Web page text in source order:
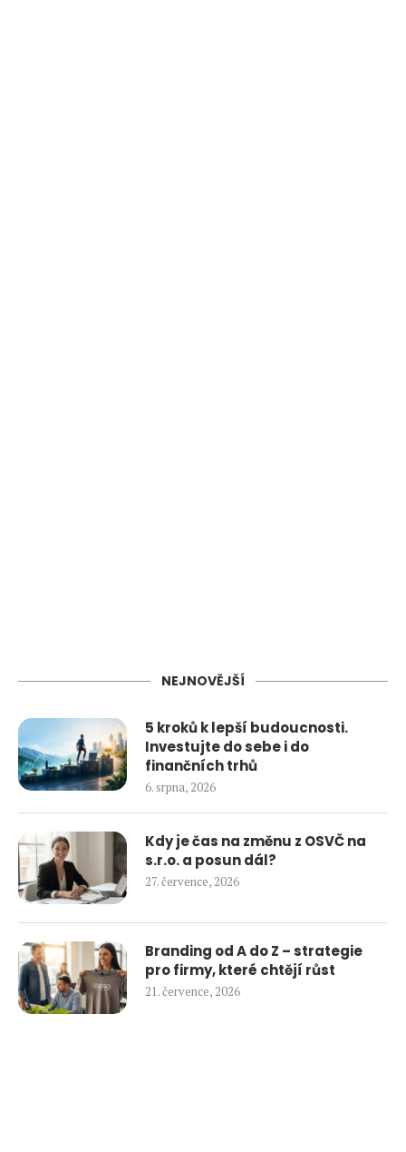
NEJNOVĚJŠÍ
5 kroků k lepší budoucnosti.
Investujte do sebe i do
finančních trhů
6. srpna, 2026
Kdy je čas na změnu z OSVČ na
s.r.o. a posun dál?
27. července, 2026
Branding od A do Z – strategie
pro firmy, které chtějí růst
21. července, 2026